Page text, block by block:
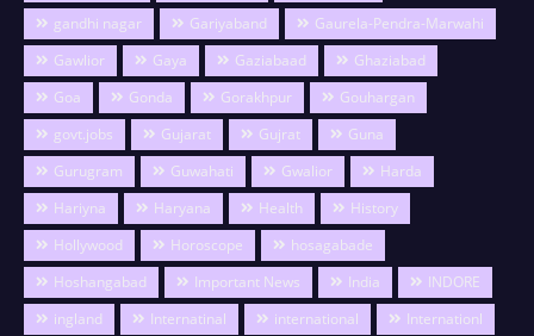
gandhi nagar
Gariyaband
Gaurela-Pendra-Marwahi
Gawlior
Gaya Gaziabaad
Ghaziabad
Goa
Gonda Gorakhpur
Gouhargan
govt.jobs
Gujarat Gujrat
Guna
Gurugram
Guwahati Gwalior
Harda
Hariyna
Haryana Health
History
Hollywood
Horoscope
hosagabade
Hoshangabad
Important News India
INDORE
ingland
Internatinal international
Internationl